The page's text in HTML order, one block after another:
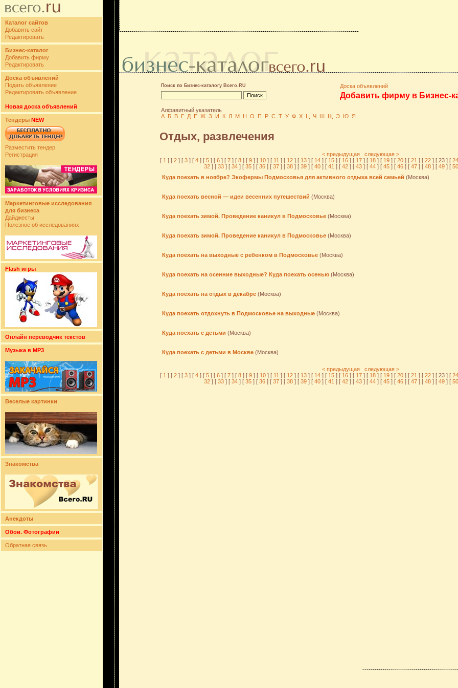
Каталог сайтов
Добавить сайт
Редактировать
Бизнес-каталог
Добавить фирму
Редактировать
Доска объявлений
Подать объявление
Редактировать объявление
Новая доска объявлений
Тендеры NEW
Разместить тендер
Регистрация
Маркетинговые исследования
для бизнеса
Дайджесты
Полезное об исследованиях
Flash игры
Онлайн переводчик текстов
Музыка в MP3
Веселые картинки
Знакомства
Анекдоты
Обои. Фотографии
Обратная связь
Поиск по Бизнес-каталогу Всего.RU Доска объявлений
Добавить фирму в Бизнес-
Алфавитный указатель
А Б В Г Д Е Ж З И К Л М Н О П Р С Т У Ф Х Ц Ч Ш Щ Э Ю Я
Отдых, развлечения
< предыдущая
следующая >
[1 ] [2 ] [3 ] [4 ] [5 ] [6 ] [7 ] [8 ] [9 ] [10 ] [11 ] [12 ] [13 ] [14 ] [15 ] [16 ] [17 ] [18 ] [19 ] [20 ] [21 ] [22 ] [ 23 ] [24
32 ] [ 33 ] [ 34 ] [ 35 ] [ 36 ] [ 37 ] [ 38 ] [ 39 ] [ 40 ] [ 41 ] [ 42 ] [ 43 ] [ 44 ] [ 45 ] [ 46 ] [ 47 ] [ 48 ] [ 49 ] [ 50
Куда поехать в ноябре? Экофермы Подмосковья для активного отдыха всей семьей (Москва)
Куда поехать весной — идеи весенних путешествий (Москва)
Куда поехать зимой. Проведение каникул в Подмосковье (Москва)
Куда поехать зимой. Проведение каникул в Подмосковье (Москва)
Куда поехать на выходные с ребенком в Подмосковье (Москва)
Куда поехать на осенние выходные? Куда поехать осенью (Москва)
Куда поехать на отдых в декабре (Москва)
Куда поехать отдохнуть в Подмосковье на выходные (Москва)
Куда поехать с детьми (Москва)
Куда поехать с детьми в Москве (Москва)
< предыдущая
следующая >
[1 ] [2 ] [3 ] [4 ] [5 ] [6 ] [7 ] [8 ] [9 ] [10 ] [11 ] [12 ] [13 ] [14 ] [15 ] [16 ] [17 ] [18 ] [19 ] [20 ] [21 ] [22 ] [ 23 ] [24
32 ] [ 33 ] [ 34 ] [ 35 ] [ 36 ] [ 37 ] [ 38 ] [ 39 ] [ 40 ] [ 41 ] [ 42 ] [ 43 ] [ 44 ] [ 45 ] [ 46 ] [ 47 ] [ 48 ] [ 49 ] [ 50